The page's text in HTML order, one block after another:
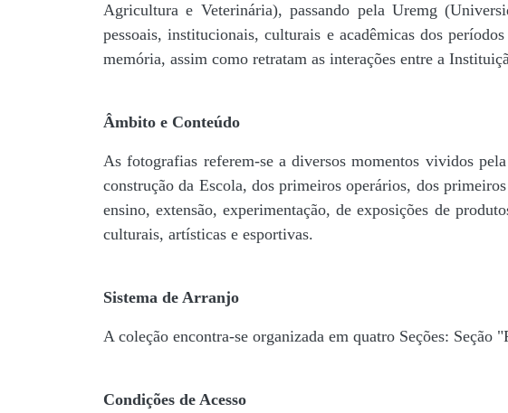
Agricultura e Veterinária), passando pela Uremg
pessoais, institucionais, culturais e acadêmicas dos
memória, assim como retratam as interações entre a
Âmbito e Conteúdo
As fotografias referem-se a diversos momentos vividos
construção da Escola, dos primeiros operários, dos
ensino, extensão, experimentação, de exposições de
culturais, artísticas e esportivas.
Sistema de Arranjo
A coleção encontra-se organizada em quatro Seções:
Condições de Acesso